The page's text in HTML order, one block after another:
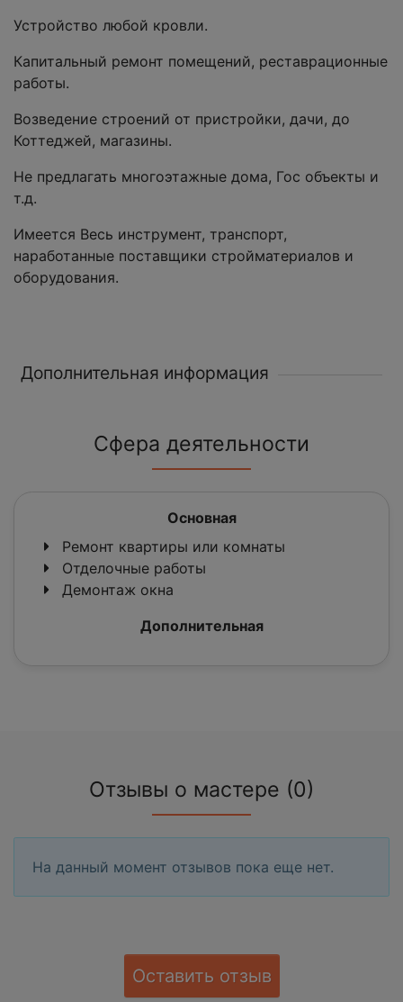
Устройство любой кровли.
Капитальный ремонт помещений, реставрационные
работы.
Возведение строений от пристройки, дачи, до
Коттеджей, магазины.
Не предлагать многоэтажные дома, Гос объекты и
т.д.
Имеется Весь инструмент, транспорт,
наработанные поставщики стройматериалов и
оборудования.
Дополнительная информация
Сфера деятельности
Основная
Ремонт квартиры или комнаты
Отделочные работы
Демонтаж окна
Дополнительная
Отзывы о мастере (0)
На данный момент отзывов пока еще нет.
Оставить отзыв